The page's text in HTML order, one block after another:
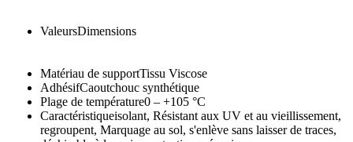
ValeursDimensions
Matériau de supportTissu Viscose
AdhésifCaoutchouc synthétique
Plage de température0 – +105 °C
Caractéristiqueisolant, Résistant aux UV et au vieillissement,
regroupent, Marquage au sol, s'enlève sans laisser de traces,